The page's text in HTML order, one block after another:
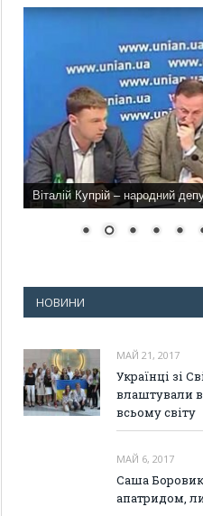
Віталій Купрій – народний
НОВИНИ
МАЙ 21, 2017
Українці зі
влаштували
всьому світу
МАЙ 6, 2017
Саша
апатридом,